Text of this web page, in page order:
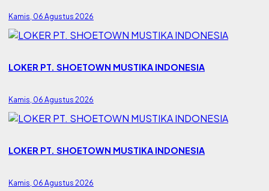
Kamis, 06 Agustus 2026
LOKER PT. SHOETOWN MUSTIKA INDONESIA
Kamis, 06 Agustus 2026
LOKER PT. SHOETOWN MUSTIKA INDONESIA
Kamis, 06 Agustus 2026